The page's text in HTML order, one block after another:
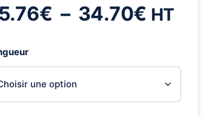
€ – 34.70€ Plage
prix :
HT